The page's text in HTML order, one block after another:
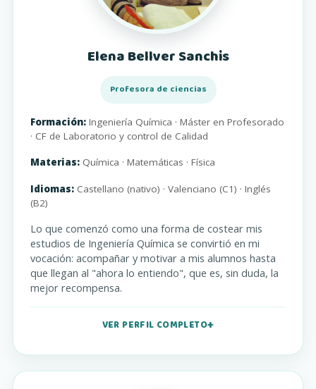
Elena Bellver Sanchis
Profesora de ciencias
Formación: Ingeniería Química · Máster en Profesorado
· CF de Laboratorio y control de Calidad
Materias: Química · Matemáticas · Física
Idiomas: Castellano (nativo) · Valenciano (C1) · Inglés
(B2)
Lo que comenzó como una forma de costear mis
estudios de Ingeniería Química se convirtió en mi
vocación: acompañar y motivar a mis alumnos hasta
que llegan al "ahora lo entiendo", que es, sin duda, la
mejor recompensa.
VER PERFIL COMPLETO